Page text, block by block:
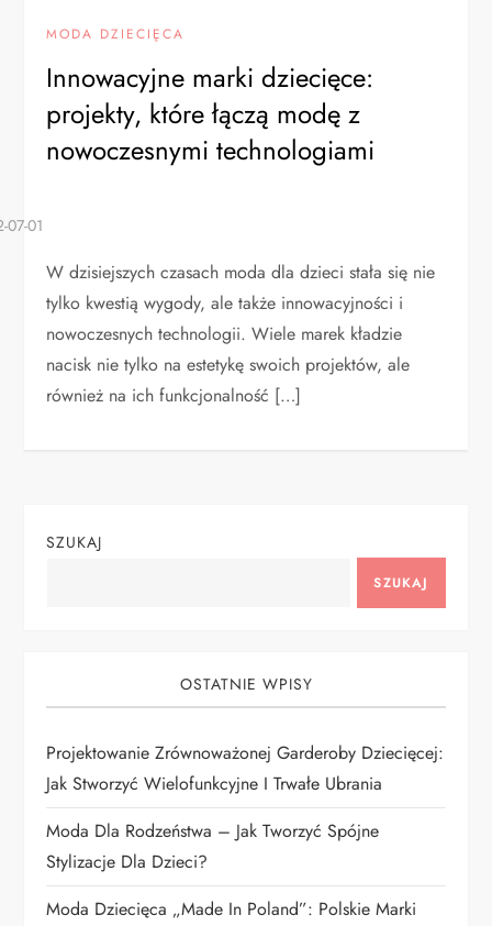
MODA DZIECIĘCA
Innowacyjne marki dziecięce:
projekty, które łączą modę z
nowoczesnymi technologiami
W dzisiejszych czasach moda dla dzieci stała się nie
tylko kwestią wygody, ale także innowacyjności i
nowoczesnych technologii. Wiele marek kładzie
nacisk nie tylko na estetykę swoich projektów, ale
również na ich funkcjonalność […]
SZUKAJ
SZUKAJ
OSTATNIE WPISY
Projektowanie Zrównoważonej Garderoby Dziecięcej:
Jak Stworzyć Wielofunkcyjne I Trwałe Ubrania
Moda Dla Rodzeństwa – Jak Tworzyć Spójne
Stylizacje Dla Dzieci?
Moda Dziecięca „Made In Poland”: Polskie Marki